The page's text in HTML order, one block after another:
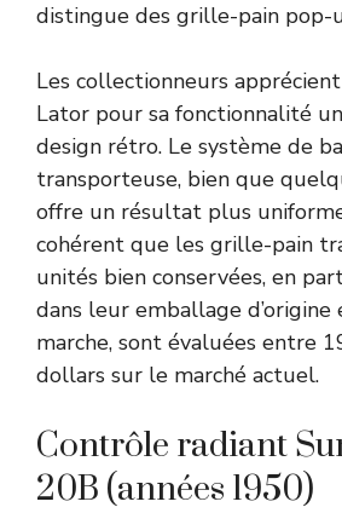
distingue des grille-pain pop-
Les collectionneurs
Lator pour sa fonctionnalité
design rétro. Le système de
transporteuse, bien que
offre un résultat plus
cohérent que les grille-pain
unités bien conservées, en
dans leur emballage
marche, sont évaluées entre
dollars sur le marché actuel.
Contrôle radiant
20B (années 1950)